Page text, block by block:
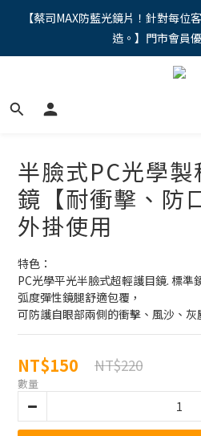
"馬年新章續寫，視界品味進階，限
免手續費
【蔡司MAX防藍光鏡片！針對每位
造。】門市會員
"馬年新章續寫，視界品味進階，限
半臉式PC光學
鏡【耐衝擊、防
外掛使用
特色：
PC光學平光半臉式超輕護目鏡. 標準
弧度彈性鏡腿舒適包覆，
可防護自眼部兩側的衝擊、風沙、灰
NT$150 NT$220
數量